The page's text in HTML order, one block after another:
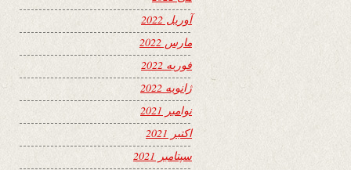
آوریل 2022
مارس 2022
فوریه 2022
ژانویه 2022
نوامبر 2021
اکتبر 2021
سپتامبر 2021